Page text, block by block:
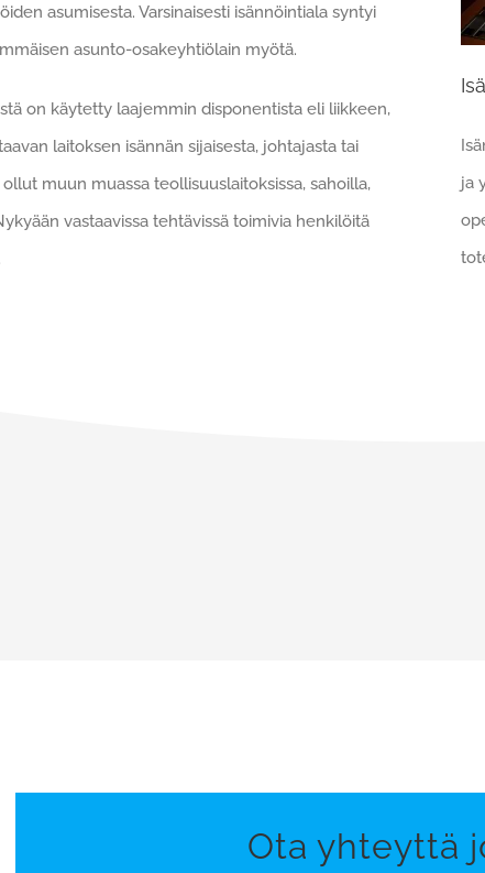
asumisesta. Varsinaisesti isännöintiala syntyi
asunto-osakeyhtiölain myötä.
on käytetty laajemmin disponentista eli liikkeen,
laitoksen isännän sijaisesta, johtajasta tai
muun muassa teollisuuslaitoksissa, sahoilla,
vastaavissa tehtävissä toimivia henkilöitä
ja
Ota yhteyttä